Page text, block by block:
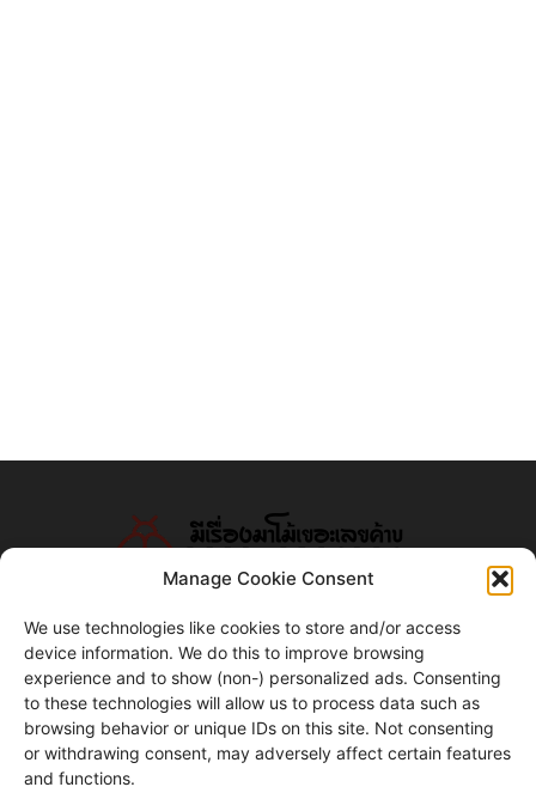
Manage Cookie Consent
We use technologies like cookies to store and/or access
device information. We do this to improve browsing
experience and to show (non-) personalized ads. Consenting
to these technologies will allow us to process data such as
browsing behavior or unique IDs on this site. Not consenting
or withdrawing consent, may adversely affect certain features
and functions.
ABOUT US
แมลงโม้ดอทคอม
Contact us:
contact@yoursite.com